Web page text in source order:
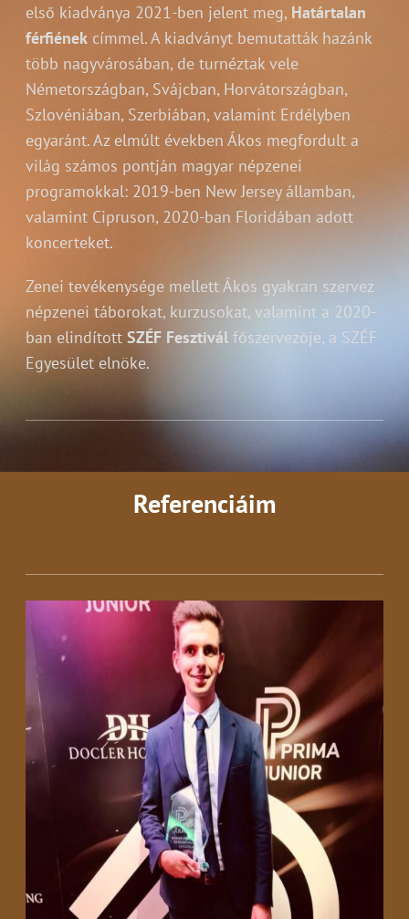
első kiadványa 2021-ben jelent meg, Határtalan
férfiének címmel. A kiadványt bemutatták hazánk
több nagyvárosában, de turnéztak vele
Németországban, Svájcban, Horvátországban,
Szlovéniában, Szerbiában, valamint Erdélyben
egyaránt. Az elmúlt években Ákos megfordult a
világ számos pontján magyar népzenei
programokkal: 2019-ben New Jersey államban,
valamint Cipruson, 2020-ban Floridában adott
koncerteket.
Zenei tevékenysége mellett Ákos gyakran szervez
népzenei táborokat, kurzusokat, valamint a 2020-
ban elindított SZÉF Fesztivál főszervezője, a SZÉF
Egyesület elnöke.
Referenciáim